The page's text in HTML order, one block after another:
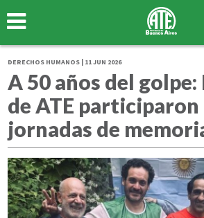
DERECHOS HUMANOS | 11 JUN 2026
A 50 años del
de ATE participaron
jornadas de